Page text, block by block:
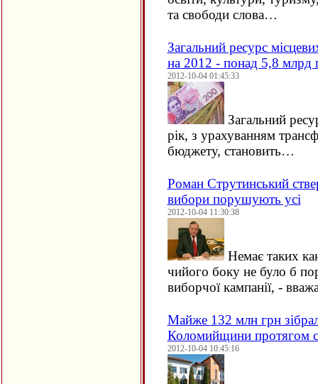
та свободи слова…
Загальний ресурс
на 2012 - понад 5,8 млрд
2012-10-04 01:45:33
Загальний
рік, з урахуванням
бюджету, становить…
Роман Струтинський
вибори порушують усі
2012-10-04 11:30:38
Немає таких
чийого боку не було б
виборчої кампанії, -
Майже 132 млн грн
Коломийщини протягом
2012-10-04 10:45:16